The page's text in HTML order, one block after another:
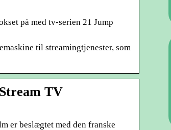
på med tv-serien 21 Jump
til streamingtjenester, som
TV
er beslægtet med den franske